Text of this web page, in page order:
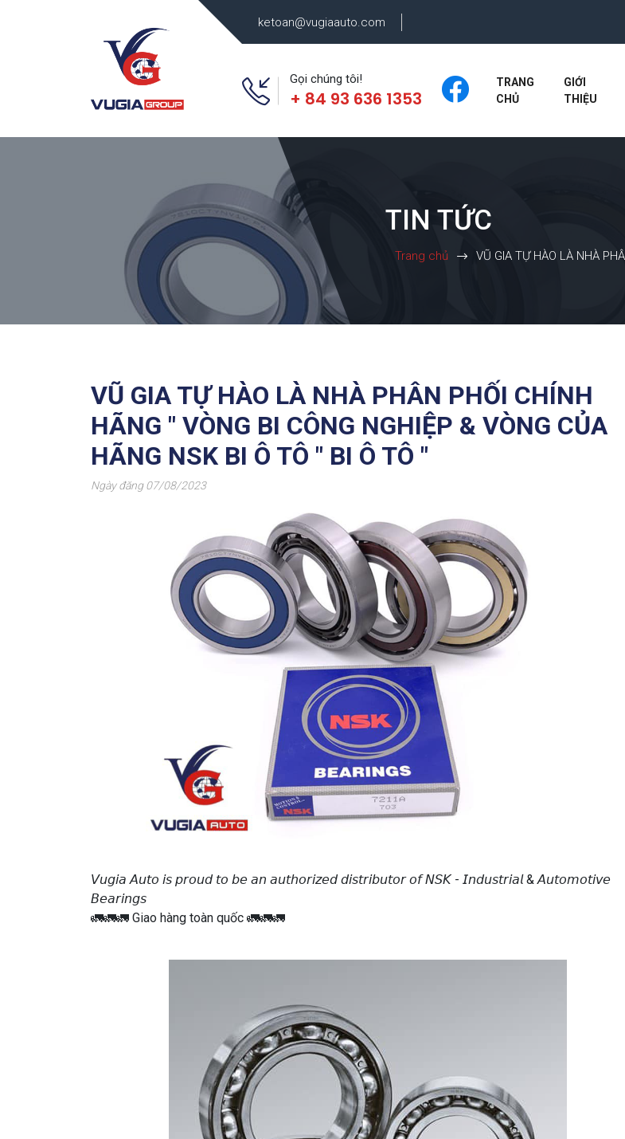
ketoan@vugiaauto.com
Gọi chúng tôi!
+ 84 93 636 1353
TRANG
CHỦ
GIỚI
THIỆU
TIN TỨC
Trang chủ
VŨ GIA TỰ HÀO LÀ NHÀ PHÂN PHỐI CHÍNH
HÃNG " VÒNG BI CÔNG NGHIỆP & VÒNG CỦA
HÃNG NSK BI Ô TÔ " BI Ô TÔ "
Ngày đăng 07/08/2023
𝘝𝘶𝘨𝘪𝘢 𝘈𝘶𝘵𝘰 𝘪𝘴 𝘱𝘳𝘰𝘶𝘥 𝘵𝘰 𝘣𝘦 𝘢𝘯 𝘢𝘶𝘵𝘩𝘰𝘳𝘪𝘻𝘦𝘥 𝘥𝘪𝘴𝘵𝘳𝘪𝘣𝘶𝘵𝘰𝘳 𝘰𝘧 𝘕𝘚𝘒 - 𝘐𝘯𝘥𝘶𝘴𝘵𝘳𝘪𝘢𝘭 & 𝘈𝘶𝘵𝘰𝘮𝘰𝘵𝘪𝘷𝘦
𝘉𝘦𝘢𝘳𝘪𝘯𝘨𝘴
🚛🚛🚛 Giao hàng toàn quốc 🚛🚛🚛